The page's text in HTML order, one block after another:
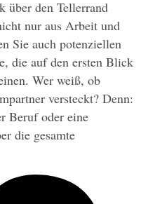
über den Tellerrand
nur aus Arbeit und
Sie auch potenziellen
die auf den ersten Blick
Wer weiß, ob
versteckt? Denn:
Beruf oder eine
die gesamte